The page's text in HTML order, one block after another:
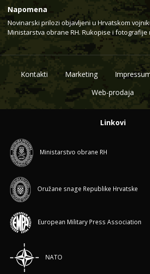
Napomena
Novinarski prilozi objavljeni u Hrvatskom
Ministarstva obrane RH. Rukopise i fotografije
Kontakti Marketing
Web-prodaja
Linkovi
Ministarstvo obrane RH
Oružane snage Republike Hrvatske
European Military Press Association
NATO